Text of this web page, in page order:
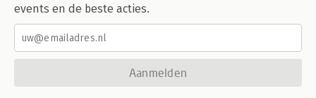
events en de beste acties.
Aanmelden